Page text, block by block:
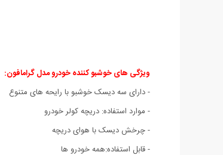
ویژگی های خوشبو کننده خودرو مدل گرامافون:
- دارای سه دیسک خوشبو با رایحه های متنوع
- موارد استفاده: دریچه کولر خودرو
- چرخش دیسک با هوای دریچه
- قابل استفاده:همه خودرو ها